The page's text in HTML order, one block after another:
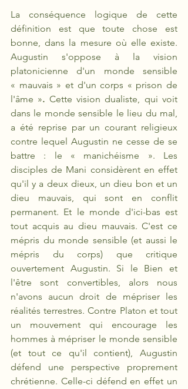
La conséquence logique de cette
définition est que toute chose est
bonne, dans la mesure où elle existe.
Augustin s'oppose à la vision
platonicienne d'un monde sensible
« mauvais » et d'un corps « prison de
l'âme ». Cette vision dualiste, qui voit
dans le monde sensible le lieu du mal,
a été reprise par un courant religieux
contre lequel Augustin ne cesse de se
battre : le «
manichéisme
». Les
disciples de Mani considèrent en effet
qu'il y a deux dieux, un dieu bon et un
dieu mauvais, qui sont en conflit
permanent. Et le monde d'ici-bas est
tout acquis au dieu mauvais. C'est ce
mépris du monde sensible (et aussi le
mépris du corps) que critique
ouvertement Augustin. Si le Bien et
l'être sont convertibles, alors nous
n'avons aucun droit de mépriser les
réalités terrestres. Contre Platon et tout
un mouvement qui encourage les
hommes à mépriser le monde sensible
(et tout ce qu'il contient), Augustin
défend une perspective proprement
chrétienne. Celle-ci défend en effet un